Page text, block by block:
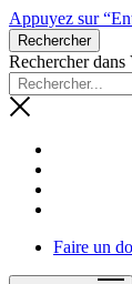
Appuyez sur
Rechercher
Rechercher
Faire un